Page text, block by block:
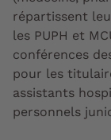
répartissent
les PUPH et
conférences
pour les
assistants
personnels